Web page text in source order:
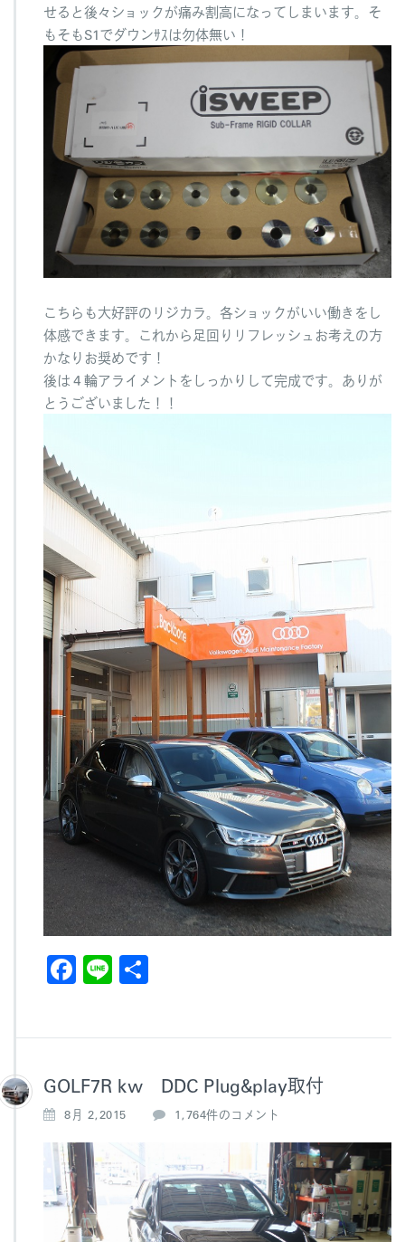
せると後々ショックが痛み割高になってしまいます。そ
もそもS1でダウンｻｽは勿体無い！
こちらも大好評のリジカラ。各ショックがいい働きをし
体感できます。これから足回りリフレッシュお考えの方
かなりお奨めです！
後は４輪アライメントをしっかりして完成です。ありが
とうございました！！
F
b
o
o
k
Li
GOLF7R kw DDC Plug&play取付
8月 2,2015
G
F
7
R
k
1,764件のコメント